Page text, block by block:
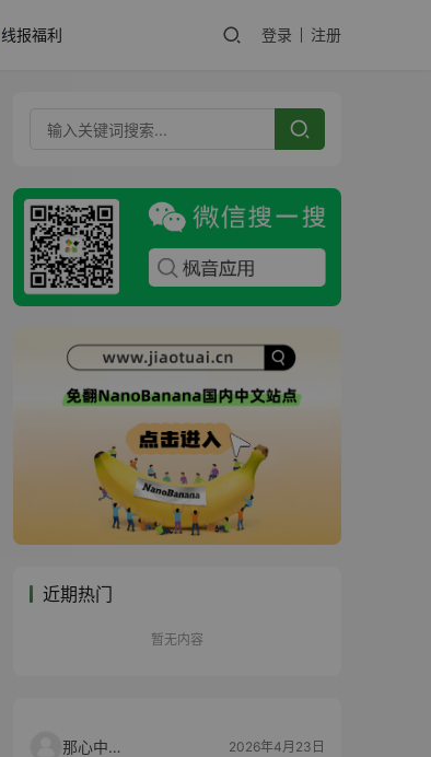
线报福利 登录 注册
近期热门
暂无内容
那心中的话 2026年4月23日